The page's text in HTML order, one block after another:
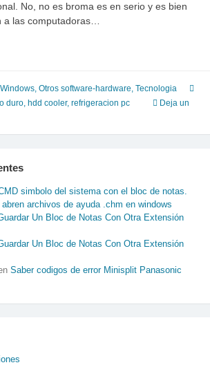
No, no es broma es en serio y es bien
a las computadoras…
, Otros software-hardware, Tecnologia
duro, hdd cooler, refrigeracion pc
Deja un
simbolo del sistema con el bloc de notas.
abren archivos de ayuda .chm en windows
Un Bloc de Notas Con Otra Extensión
Un Bloc de Notas Con Otra Extensión
Saber codigos de error Minisplit Panasonic